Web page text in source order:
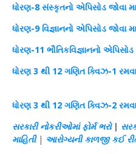
ધોરણ-8 સંસ્કૃતનો એપિસોડ જોવા
ધોરણ-9 વિજ્ઞાનનો એપિસોડ જોવા
ધોરણ-11 ભૌતિકવિજ્ઞાનનો એપિસોડ
ધોરણ3 થી 12 ગણિત ક્વિઝ-1
ધોરણ3 થી 12 ગણિત ક્વિઝ-2
સરકારી નોકરીઓમાંફોર્મભરો |
માહિતી| આરોગ્યની કાળજી કઈ